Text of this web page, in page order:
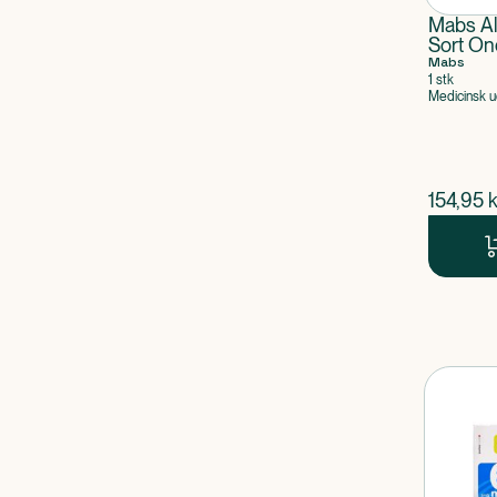
Mabs
Sort
Mabs
1 stk
Medicinsk
$
154,95